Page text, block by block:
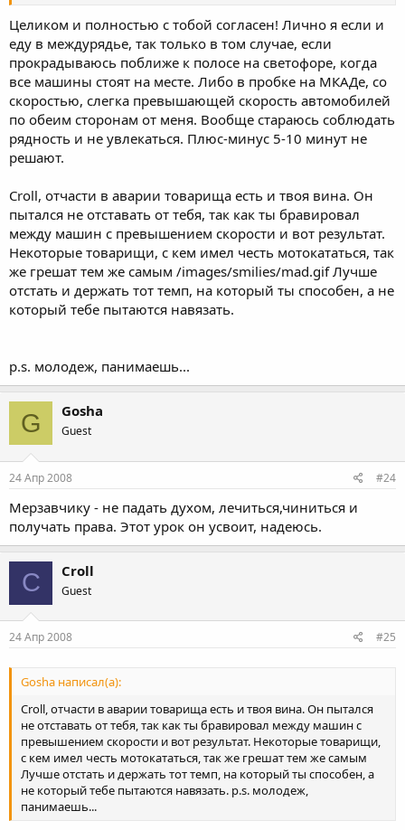
Целиком и полностью с тобой согласен! Лично я если и
еду в междурядье, так только в том случае, если
прокрадываюсь поближе к полосе на светофоре, когда
все машины стоят на месте. Либо в пробке на МКАДе, со
скоростью, слегка превышающей скорость автомобилей
по обеим сторонам от меня. Вообще стараюсь соблюдать
рядность и не увлекаться. Плюс-минус 5-10 минут не
решают.
Croll, отчасти в аварии товарища есть и твоя вина. Он
пытался не отставать от тебя, так как ты бравировал
между машин с превышением скорости и вот результат.
Некоторые товарищи, с кем имел честь мотокататься, так
же грешат тем же самым /images/smilies/mad.gif Лучше
отстать и держать тот темп, на который ты способен, а не
который тебе пытаются навязать.
p.s. молодеж, панимаешь...
G Gosha
Guest
24 Апр 2008 #24
Мерзавчику - не падать духом, лечиться,чиниться и
получать права. Этот урок он усвоит, надеюсь.
C Croll
Guest
24 Апр 2008 #25
Gosha написал(а):
Croll, отчасти в аварии товарища есть и твоя вина. Он пытался
не отставать от тебя, так как ты бравировал между машин с
превышением скорости и вот результат. Некоторые товарищи,
с кем имел честь мотокататься, так же грешат тем же самым
Лучше отстать и держать тот темп, на который ты способен, а
не который тебе пытаются навязать. p.s. молодеж,
панимаешь...